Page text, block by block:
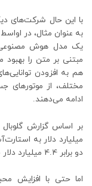
با این حال شرکت‌های
به عنوان مثال، در
مبتنی بر متن را
هم به افزودن
مختلف، از موتورهای
ادامه می‌دهند.
میلیارد دلار به
دو برابر 4.4 میلیارد دلار سرمایه‌گذاری در سال قبل است.
اما حتی با افزایش